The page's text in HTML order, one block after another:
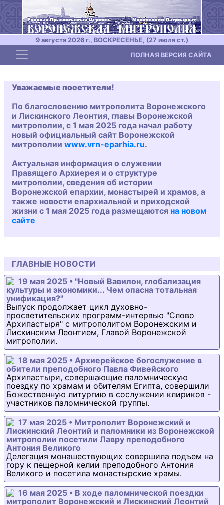
9 августа 2026 г., ВОСКРЕСЕНЬЕ, (27 июля ст.)
Toggle navigation ПОЛНАЯ ВЕРСИЯ САЙТА
Уважаемые посетители!
По благословению митрополита Воронежского
и Лискинского Леонтия, главы Воронежской
митрополии, с 1 мая 2025 года начал работу
новый официальный сайт Воронежской
митрополии www.vrn-eparhia.ru.
Актуальная информация о служении
Правящего Архиерея и о структуре
митрополии, сведения об истории
Воронежской епархии, монастырей и храмов, а
также новости епархиальной и приходской
жизни с 1 мая 2025 года размещаются на новом
сайте
ГЛАВНЫЕ НОВОСТИ
19 мая 2025 • "Новый Вавилон, глобализация
культуры и экономики... Чем опасна тотальная
унификация?"
Выпуск продолжает цикл духовно-
просветительских программ-интервью "Слово
Архипастыря" с митрополитом Воронежским и
Лискинским Леонтием, Главой Воронежской
митрополии.
18 мая 2025 • Архиерейское богослужение в
обители преподобного Павла Фивейского
Архипастыри, совершающие паломническую
поездку по храмам и обителям Египта, совершили
Божественную литургию в сослужении клириков -
участников паломнической группы.
17 мая 2025 • Митрополит Воронежский и
Лискинский Леонтий и паломники из Воронежской
митрополии посетили Лавру преподобного
Антония Великого
Делегация монашествующих совершила подъем на
гору к пещерной келии преподобного Антония
Великого и посетила монастырские храмы.
16 мая 2025 • В ходе паломнической поездки
митрополит Воронежский и Лискинский Леонтий